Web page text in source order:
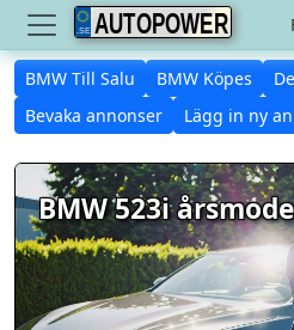
AUTOPOWER
BMW Till Salu BMW Köpes
Bevaka annonser
Lägg in ny
BMW 523i